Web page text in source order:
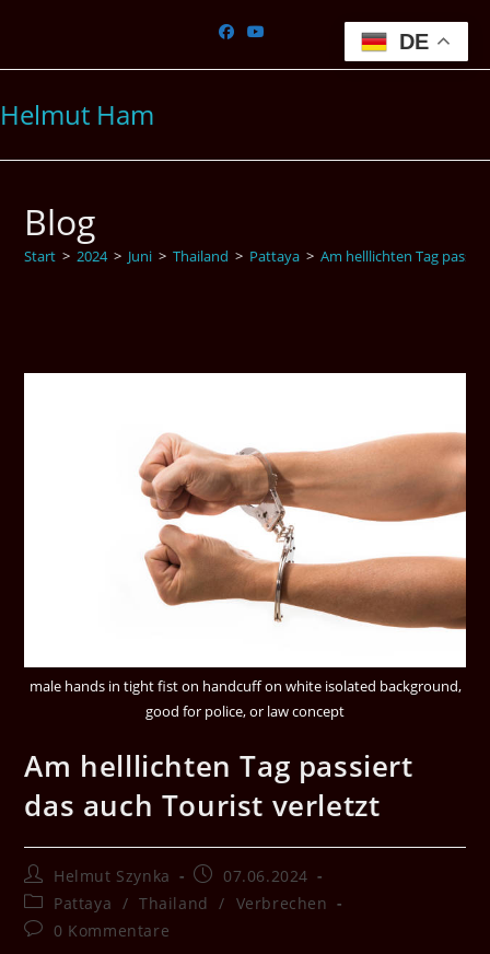
springen
Helmut Ham
Blog
Start > 2024 > Juni > Thailand > Pattaya > Am helllichten Tag
male hands in tight fist on handcuff on white isolated background,
good for police, or law concept
Am helllichten Tag passiert
das auch Tourist verletzt
Beitrags-
Autor:
Helmut Szynka
Beitrag
veröffentlicht:
07.06.2024
Beitrags-
Kategorie:
Pattaya / Thailand / Verbrechen
Beitrags-
0 Kommentare
DE